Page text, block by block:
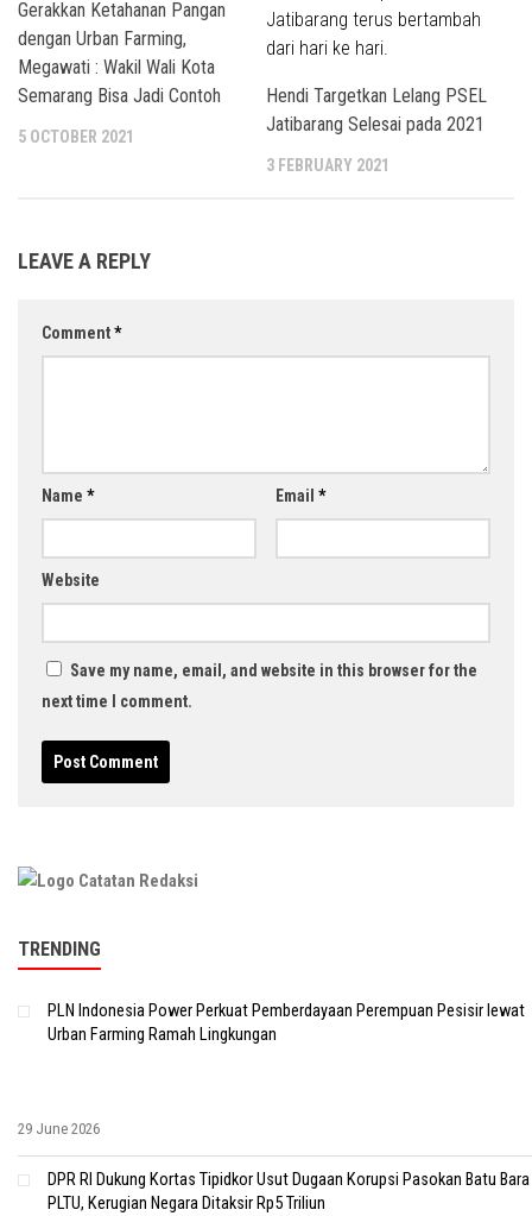
Gerakkan Ketahanan Pangan
dengan Urban Farming,
Megawati : Wakil Wali Kota
Semarang Bisa Jadi Contoh
5 OCTOBER 2021
Hendi Targetkan Lelang PSEL
Jatibarang Selesai pada 2021
3 FEBRUARY 2021
LEAVE A REPLY
Comment*
Name * Email *
Website
Save my name, email, and website in this browser for the
next time I comment.
TRENDING
PLN Indonesia Power Perkuat Pemberdayaan Perempuan Pesisir lewat
Urban Farming Ramah Lingkungan
29 June 2026
DPR RI Dukung Kortas Tipidkor Usut Dugaan Korupsi Pasokan Batu Bara
PLTU, Kerugian Negara Ditaksir Rp5 Triliun